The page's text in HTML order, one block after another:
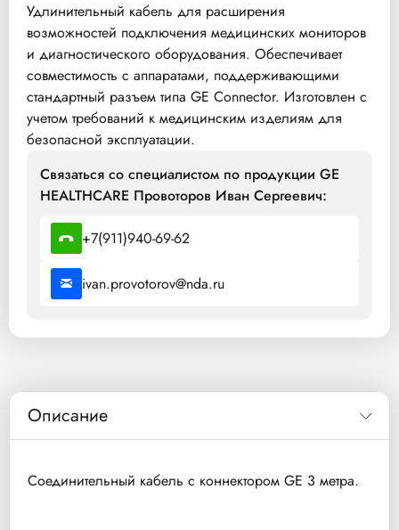
Удлинительный кабель для расширения
возможностей подключения медицинских мониторов
и диагностического оборудования. Обеспечивает
совместимость с аппаратами, поддерживающими
стандартный разъем типа GE Connector. Изготовлен с
учетом требований к медицинским изделиям для
безопасной эксплуатации.
Связаться со специалистом по продукции GE
HEALTHCARE Провоторов Иван Сергеевич:
+7(911)940-69-62
ivan.provotorov@nda.ru
Описание
Соединительный кабель с коннектором GE 3 метра.